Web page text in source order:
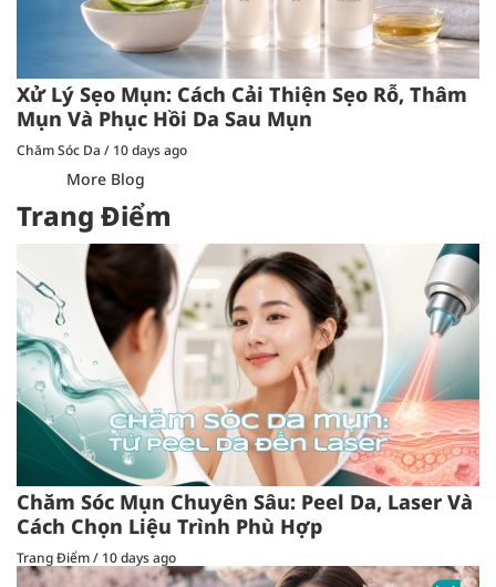
Xử Lý Sẹo Mụn: Cách Cải Thiện Sẹo Rỗ, Thâm
Mụn Và Phục Hồi Da Sau Mụn
Chăm Sóc Da / 10 days ago
More Blog
Trang Điểm
Chăm Sóc Mụn Chuyên Sâu: Peel Da, Laser Và
Cách Chọn Liệu Trình Phù Hợp
Trang Điểm/ 10 days ago